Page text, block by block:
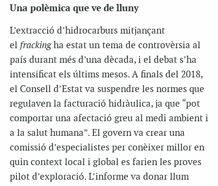
Una polèmica que ve de lluny
L’extracció d’hidrocarburs mitjançant
el frackingha estat un tema de controvèrsia al
país durant més d’una dècada, i el debat s’ha
intensificat els últims mesos. A finals del 2018,
el Consell d’Estat va suspendre les normes que
regulaven la facturació hidràulica, ja que “pot
comportar una afectació greu al medi ambient i
a la salut humana”. El govern va crear una
comissió d’especialistes per conèixer millor en
quin context local i global es farien les proves
pilot d’exploració. L’informe va donar llum